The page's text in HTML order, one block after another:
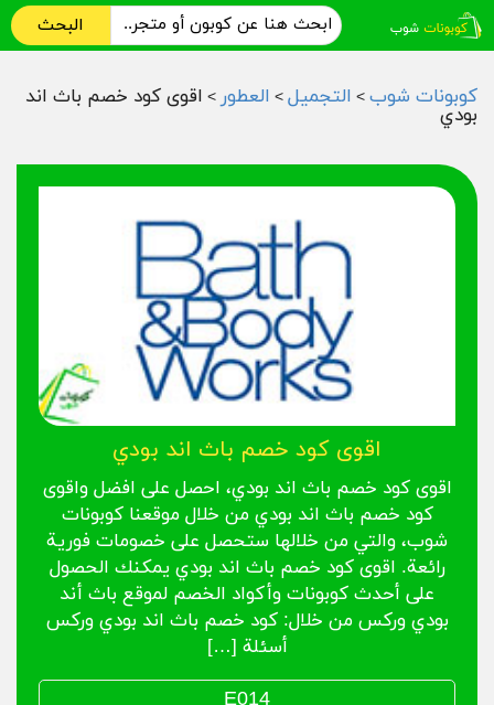
البحث
كوبونات شوب > التجميل > العطور > اقوى كود خصم باث اند
بودي
اقوى كود خصم باث اند بودي
اقوى كود خصم باث اند بودي، احصل على افضل واقوى
كود خصم باث اند بودي من خلال موقعنا كوبونات
شوب، والتي من خلالها ستحصل على خصومات فورية
رائعة. اقوى كود خصم باث اند بودي يمكنك الحصول
على أحدث كوبونات وأكواد الخصم لموقع باث أند
بودي وركس من خلال: كود خصم باث اند بودي وركس
أسئلة […]